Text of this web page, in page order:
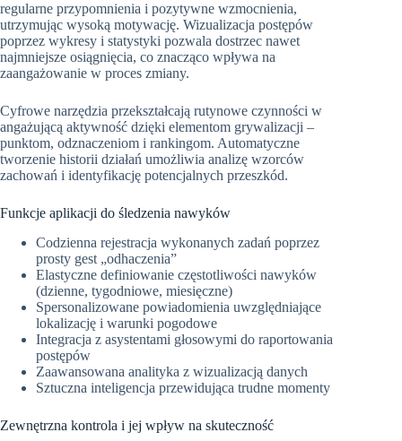
regularne przypomnienia i pozytywne wzmocnienia,
utrzymując wysoką motywację. Wizualizacja postępów
poprzez wykresy i statystyki pozwala dostrzec nawet
najmniejsze osiągnięcia, co znacząco wpływa na
zaangażowanie w proces zmiany.
Cyfrowe narzędzia przekształcają rutynowe czynności w
angażującą aktywność dzięki elementom grywalizacji –
punktom, odznaczeniom i rankingom. Automatyczne
tworzenie historii działań umożliwia analizę wzorców
zachowań i identyfikację potencjalnych przeszkód.
Funkcje aplikacji do śledzenia nawyków
Codzienna rejestracja wykonanych zadań poprzez
prosty gest „odhaczenia”
Elastyczne definiowanie częstotliwości nawyków
(dzienne, tygodniowe, miesięczne)
Spersonalizowane powiadomienia uwzględniające
lokalizację i warunki pogodowe
Integracja z asystentami głosowymi do raportowania
postępów
Zaawansowana analityka z wizualizacją danych
Sztuczna inteligencja przewidująca trudne momenty
Zewnętrzna kontrola i jej wpływ na skuteczność